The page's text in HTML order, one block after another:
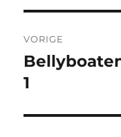
navigatie
VORIGE
Vorig
bericht:
1